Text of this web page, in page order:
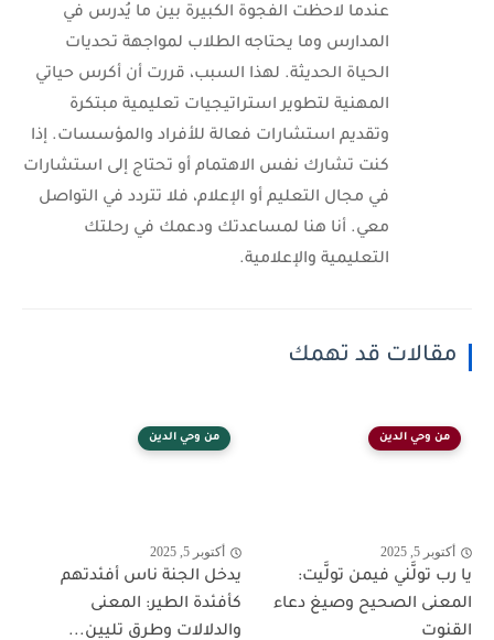
عندما لاحظت الفجوة الكبيرة بين ما يُدرس في
المدارس وما يحتاجه الطلاب لمواجهة تحديات
الحياة الحديثة. لهذا السبب، قررت أن أكرس حياتي
المهنية لتطوير استراتيجيات تعليمية مبتكرة
وتقديم استشارات فعالة للأفراد والمؤسسات. إذا
كنت تشارك نفس الاهتمام أو تحتاج إلى استشارات
في مجال التعليم أو الإعلام، فلا تتردد في التواصل
معي. أنا هنا لمساعدتك ودعمك في رحلتك
التعليمية والإعلامية.
مقالات قد تهمك
من وحي الدين
أكتوبر 5, 2025
يا رب تولَّني فيمن تولَّيت:
المعنى الصحيح وصيغ دعاء
القنوت
من وحي الدين
أكتوبر 5, 2025
يدخل الجنة ناس أفئدتهم
كأفئدة الطير: المعنى
والدلالات وطرق تليين...